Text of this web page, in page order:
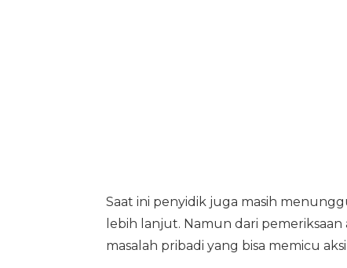
Saat ini penyidik juga masih
lebih lanjut. Namun dari
masalah pribadi yang bisa memicu